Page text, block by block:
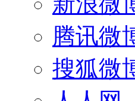
腾讯微
搜狐微